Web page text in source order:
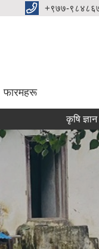
+९७७-
फारमहरू
कृषि ज्ञान